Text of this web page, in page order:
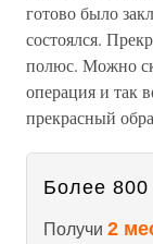
готово было
состоялся.
полюс. Можно
операция и так
прекрасный
Более 800
Получи 2